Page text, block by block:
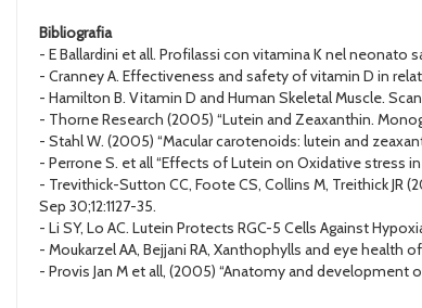
Bibliografia
- E Ballardini et all. Profilassi con vitamina K nel neonato
- Cranney A. Effectiveness and safety of vitamin D in
- Hamilton B. Vitamin D and Human Skeletal Muscle.
- Thorne Research (2005) “Lutein and Zeaxanthin.
- Stahl W. (2005) “Macular carotenoids: lutein and
- Perrone S. et all “Effects of Lutein on Oxidative stress
- Trevithick-Sutton CC, Foote CS, Collins M, Treithick
Sep 30;12:1127-35.
- Li SY, Lo AC. Lutein Protects RGC-5 Cells Against
- Moukarzel AA, Bejjani RA, Xanthophylls and eye health
- Provis Jan M et all, (2005) “Anatomy and development